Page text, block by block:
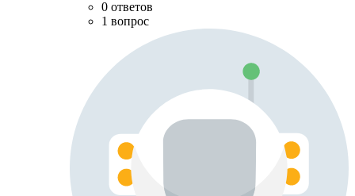
0 ответов
1 вопрос